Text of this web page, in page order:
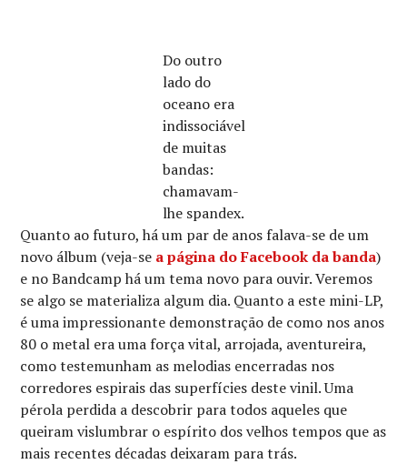
Do outro
lado do
oceano era
indissociável
de muitas
bandas:
chamavam-
lhe spandex.
Quanto ao futuro, há um par de anos falava-se de um
novo álbum (veja-se a página do Facebook da banda)
e no Bandcamp há um tema novo para ouvir. Veremos
se algo se materializa algum dia. Quanto a este mini-LP,
é uma impressionante demonstração de como nos anos
80 o metal era uma força vital, arrojada, aventureira,
como testemunham as melodias encerradas nos
corredores espirais das superfícies deste vinil. Uma
pérola perdida a descobrir para todos aqueles que
queiram vislumbrar o espírito dos velhos tempos que as
mais recentes décadas deixaram para trás.